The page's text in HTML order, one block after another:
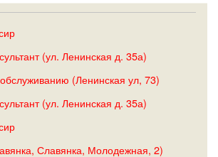
(ул. Ленинская д. 35а)
(Ленинская ул, 73)
(ул. Ленинская д. 35а)
Славянка, Молодежная, 2)